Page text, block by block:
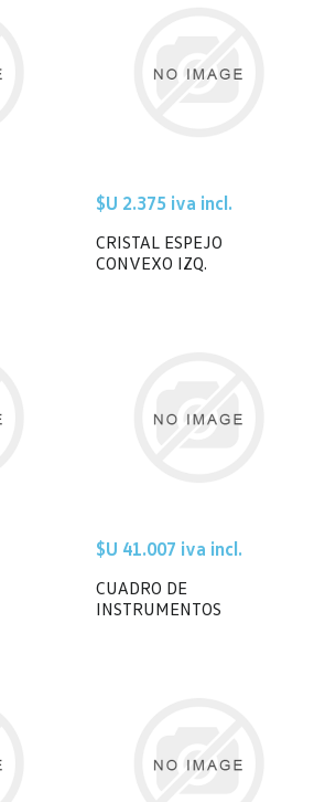
$U 2.375 iva incl.
CRISTAL ESPEJO
CONVEXO IZQ.
$U 41.007 iva incl.
CUADRO DE
INSTRUMENTOS